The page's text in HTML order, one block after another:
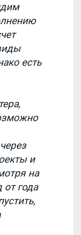
есть
и
на
от года